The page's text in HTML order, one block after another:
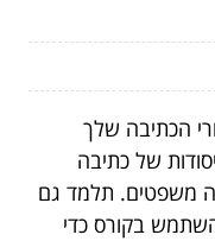
הכתיבה שלך
של כתיבה
משפטים. תלמד גם
בקורס כדי